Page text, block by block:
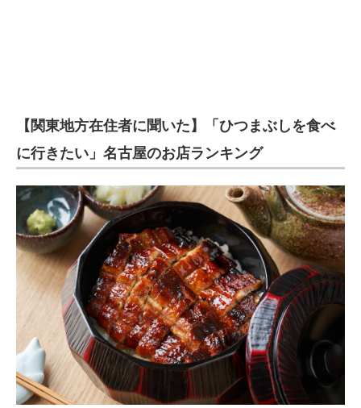
【関東地方在住者に聞いた】「ひつまぶしを食べ
に行きたい」名古屋のお店ランキング